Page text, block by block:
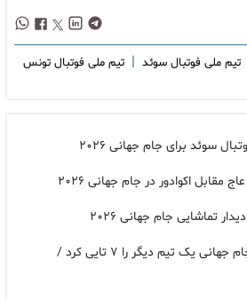
تیم ملی فوتبال سوئد | تیم ملی فوتبال تونس
سوئد برای جام جهانی ۲۰۲۶
اکوادور در جام جهانی ۲۰۲۶
تماشایی جام جهانی ۲۰۲۶
آلمان بعد ۱۲ سال در جام جهانی یک تیم دیگر را ۷ تایی کرد /